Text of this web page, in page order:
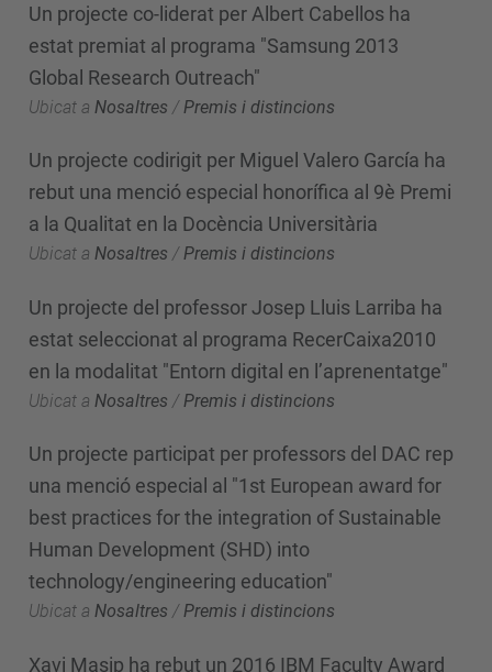
Un projecte co-liderat per Albert Cabellos ha
estat premiat al programa "Samsung 2013
Global Research Outreach"
Ubicat a Nosaltres / Premis i distincions
Un projecte codirigit per Miguel Valero García ha
rebut una menció especial honorífica al 9è Premi
a la Qualitat en la Docència Universitària
Ubicat a Nosaltres /Premis i distincions
Un projecte del professor Josep Lluis Larriba ha
estat seleccionat al programa RecerCaixa2010
en la modalitat "Entorn digital en l’aprenentatge"
Ubicat a Nosaltres / Premis i distincions
Un projecte participat per professors del DAC rep
una menció especial al "1st European award for
best practices for the integration of Sustainable
Human Development (SHD) into
technology/engineering education"
Ubicat a Nosaltres /Premis i distincions
Xavi Masip ha rebut un 2016 IBM Faculty Award